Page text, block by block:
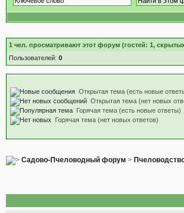
1 чел. просматривают этот форум (гостей: 1,
Пользователей: 0
Открытая тема (есть новые
Открытая тема (нет новых
Горячая тема (есть новые ответы)
Горячая тема (нет новых ответов)
Садово-Пчеловодный форум >